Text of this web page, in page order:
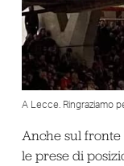
A Lecce. Ringraziamo
Anche sul
le prese di